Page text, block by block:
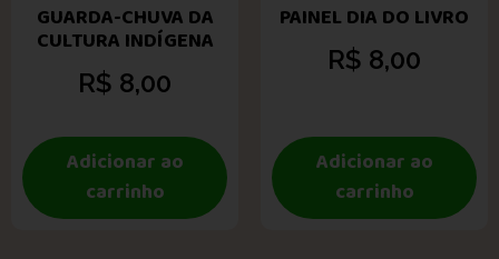
GUARDA-CHUVA DA
CULTURA INDÍGENA
R$ 8,00
Adicionar ao
carrinho
PAINEL DIA DO LIVRO
R$ 8,00
Adicionar ao
carrinho